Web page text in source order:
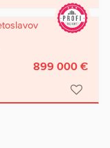
899 000 €